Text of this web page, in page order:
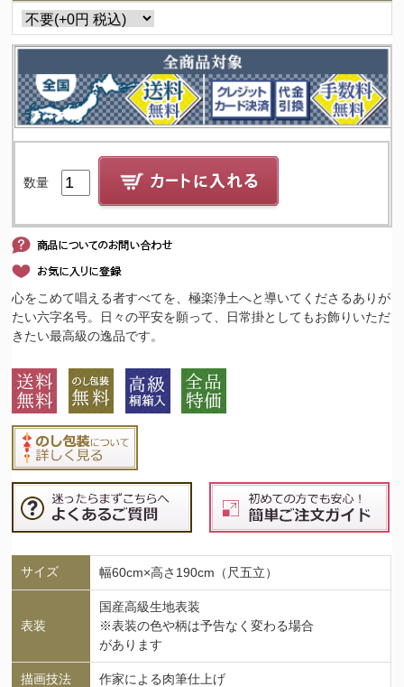
数量
心をこめて唱える者すべてを、極楽浄土へと導いてくださるありが
たい六字名号。日々の平安を願って、日常掛としてもお飾りいただ
きたい最高級の逸品です。
サイズ 幅60cm×高さ190cm（尺五立）
表装
国産高級生地表装
※表装の色や柄は予告なく変わる場合
があります
描画技法 作家による肉筆仕上げ